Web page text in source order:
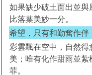
如果缺少破土面出並
比落葉美妙一分。
希望，只有和勤奮作伴
彩雲飄在空中，自然
美；唯有化作甜雨並
菲。